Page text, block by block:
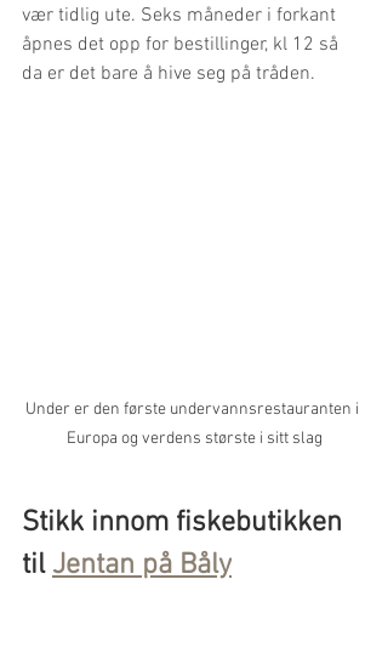
vær tidlig ute. Seks måneder i forkant
åpnes det opp for bestillinger, kl 12 så
da er det bare å hive seg på tråden.
Under er den første undervannsrestauranten i
Europa og verdens største i sitt slag
Stikk innom fiskebutikken
til Jentan på Båly